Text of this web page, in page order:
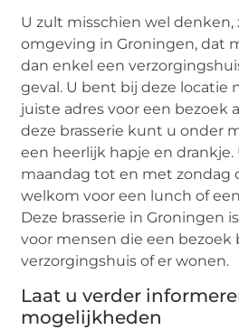
U zult misschien wel denken,
omgeving in Groningen, dat
dan enkel een
geval. U bent bij deze locatie
juiste adres voor een bezoek
deze brasserie kunt u onder
een heerlijk hapje en
maandag tot en met zondag
welkom voor een lunch of
Deze brasserie in Groningen
voor mensen die een bezoek
verzorgingshuis of er wonen.
Laat u verder
mogelijkheden